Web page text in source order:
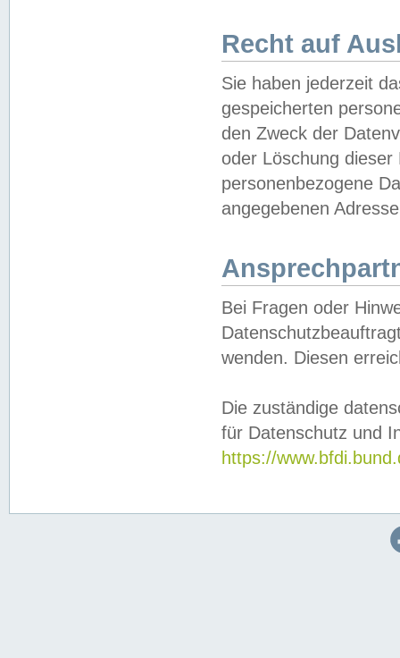
Recht auf
Sie haben jederzeit
gespeicherten
den Zweck der
oder Löschung
personenbezogene
angegebenen
Bei Fragen oder
wenden. Diesen
Die zuständige
für Datenschutz und
https://